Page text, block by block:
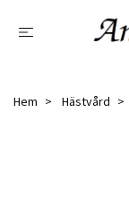
Hem Hästvård